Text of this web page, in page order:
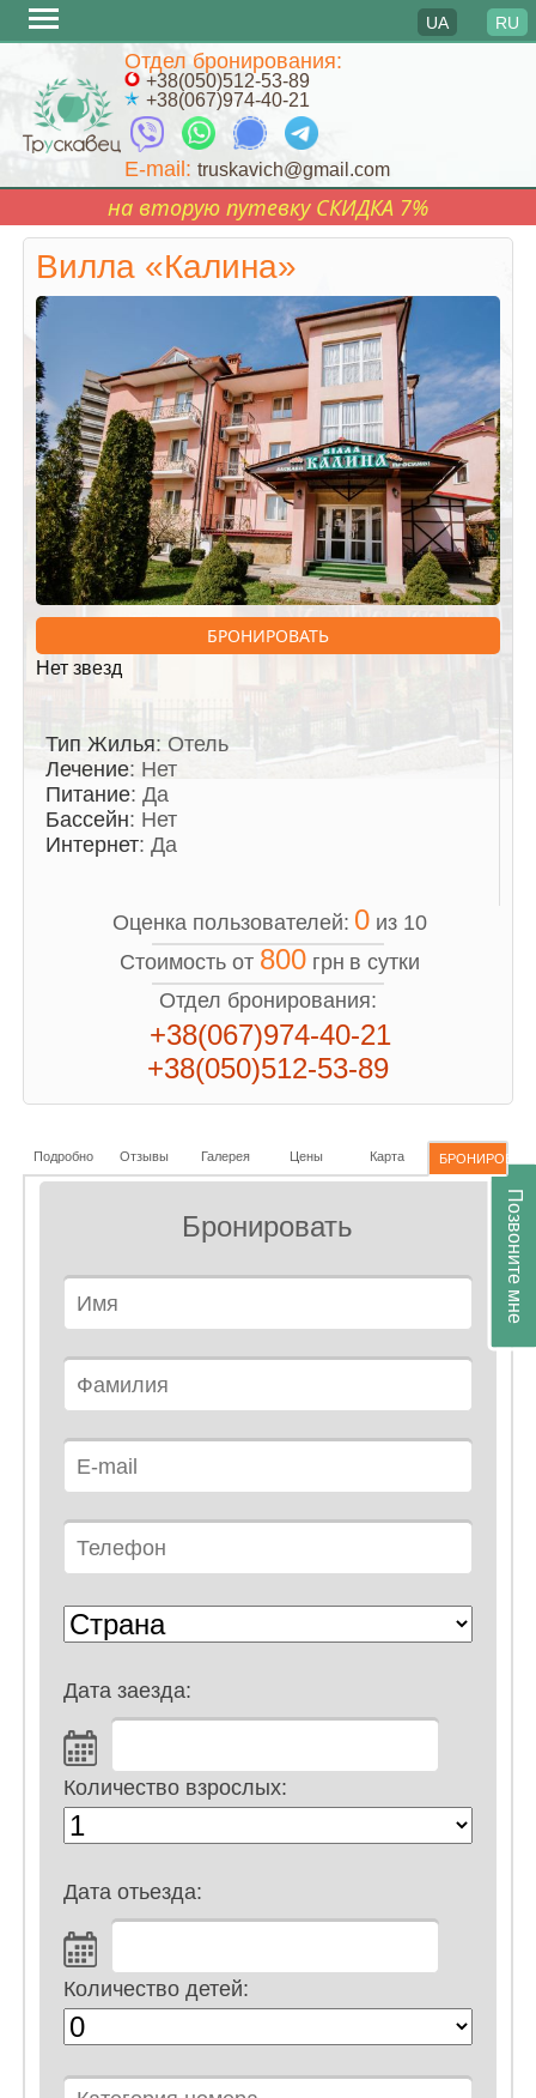
Позвоните мне
содержимому
UA RU
Отдел бронирования:
+38(050)512-53-89
+38(067)974-40-21
E-mail: truskavich@gmail.com
на вторую путевку СКИДКА 7%
Вилла «Калина»
БРОНИРОВАТЬ
Нет звезд
Тип Жилья: Отель
Лечение: Нет
Питание: Да
Бассейн: Нет
Интернет: Да
Оценка пользователей: 0 из 10
Стоимость от 800 грн в сутки
Отдел бронирования:
+38(067)974-40-21
+38(050)512-53-89
Подробно Отзывы Галерея Цены Карта
Бронировать
Дата заезда:
Количество взрослых:
Дата отьезда:
Количество детей: